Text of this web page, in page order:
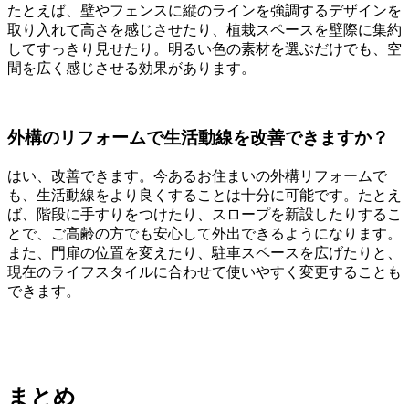
たとえば、壁やフェンスに縦のラインを強調するデザインを
取り入れて高さを感じさせたり、植栽スペースを壁際に集約
してすっきり見せたり。明るい色の素材を選ぶだけでも、空
間を広く感じさせる効果があります。
外構のリフォームで生活動線を改善できますか？
はい、改善できます。今あるお住まいの外構リフォームで
も、生活動線をより良くすることは十分に可能です。たとえ
ば、階段に手すりをつけたり、スロープを新設したりするこ
とで、ご高齢の方でも安心して外出できるようになります。
また、門扉の位置を変えたり、駐車スペースを広げたりと、
現在のライフスタイルに合わせて使いやすく変更することも
できます。
まとめ